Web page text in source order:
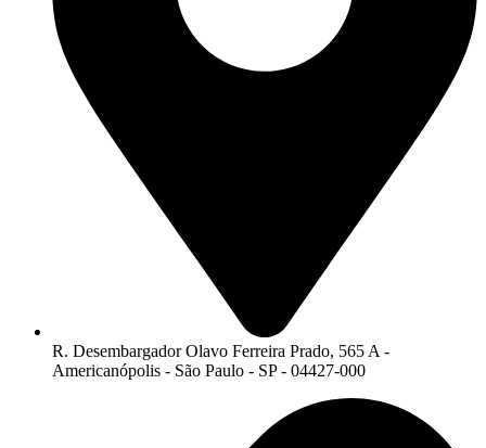
R. Desembargador Olavo Ferreira Prado, 565 A -
Americanópolis - São Paulo - SP - 04427-000